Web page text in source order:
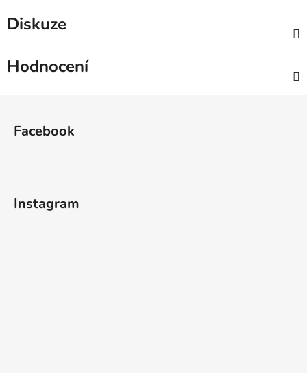
Diskuze
Hodnocení
Facebook
Instagram